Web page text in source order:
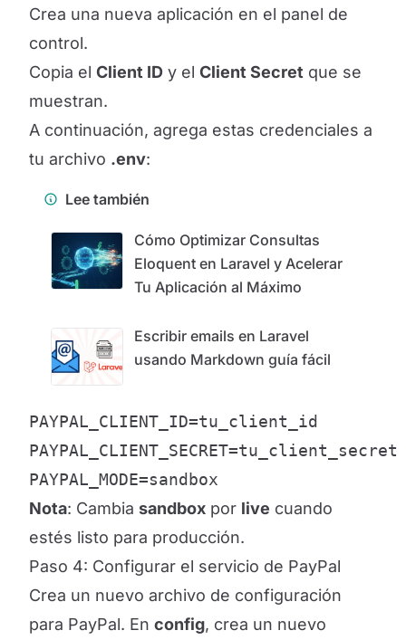
Crea una nueva aplicación en el panel de
control.
Copia el Client ID y el Client Secret que se
muestran.
A continuación, agrega estas credenciales a
tu archivo .env:
Lee también
Cómo Optimizar Consultas
Eloquent en Laravel y Acelerar
Tu Aplicación al Máximo
Escribir emails en Laravel
usando Markdown guía fácil
PAYPAL_CLIENT_ID=tu_client_id
PAYPAL_CLIENT_SECRET=tu_client_secret
PAYPAL_MODE=sandbox
Nota: Cambia sandbox por live cuando
estés listo para producción.
Paso 4: Configurar el servicio de PayPal
Crea un nuevo archivo de configuración
para PayPal. En config, crea un nuevo